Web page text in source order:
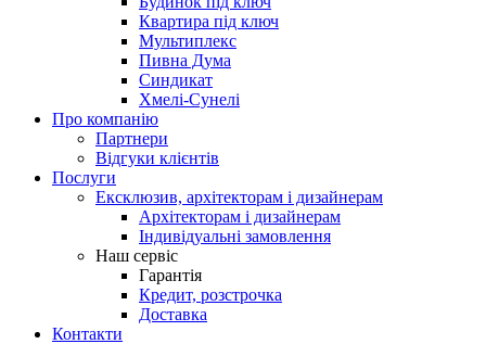
Квартира під ключ
Мультиплекс
Пивна Дума
Синдикат
Хмелі-Сунелі
Про компанію
Партнери
Відгуки клієнтів
Послуги
Ексклюзив, архітекторам і дизайнерам
Архітекторам і дизайнерам
Індивідуальні замовлення
Наш сервіс
Гарантія
Кредит, розстрочка
Доставка
Контакти